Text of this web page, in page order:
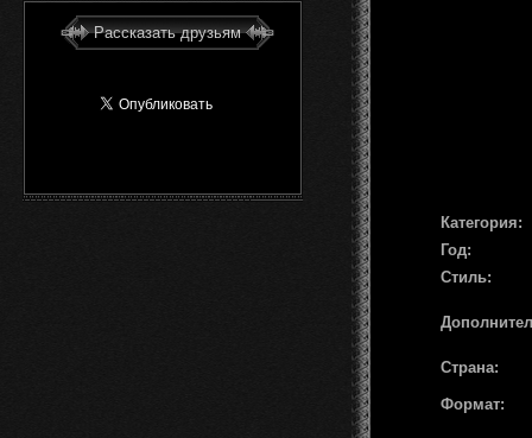
Рассказать друзьям
Категория:
Год:
Стиль:
Страна:
Формат: